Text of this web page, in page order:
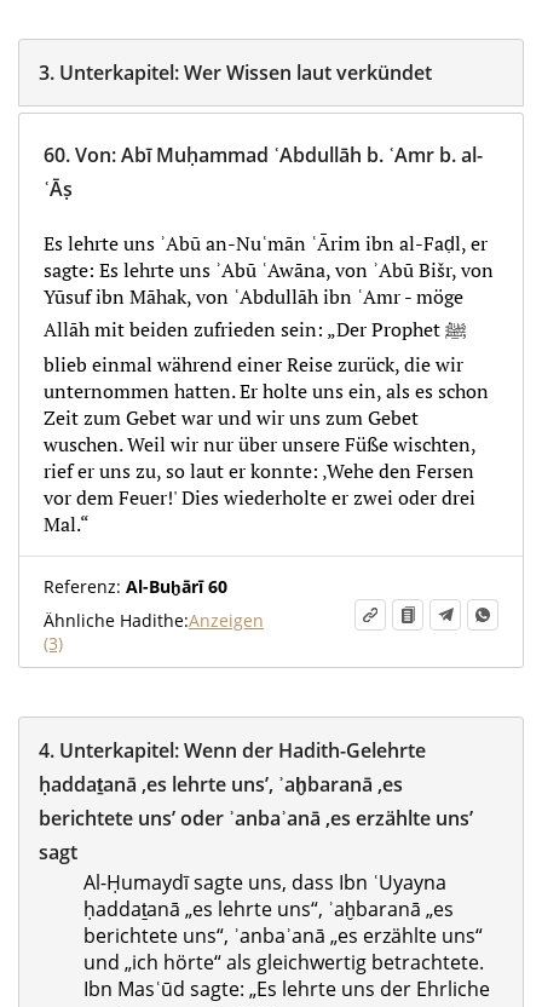
3. Unterkapitel:Wer Wissen laut verkündet
60.Von:Abī Muḥammad ʿAbdullāh b. ʿAmr b. al-
ʿĀṣ
Es lehrte uns ʾAbū an-Nuʿmān ʿĀrim ibn al-Faḍl, er
sagte: Es lehrte uns ʾAbū ʿAwāna, von ʾAbū Bišr, von
Yūsuf ibn Māhak, von ʿAbdullāh ibn ʿAmr - möge
Allāh mit beiden zufrieden sein: „Der Prophet ﷺ
blieb einmal während einer Reise zurück, die wir
unternommen hatten. Er holte uns ein, als es schon
Zeit zum Gebet war und wir uns zum Gebet
wuschen. Weil wir nur über unsere Füße wischten,
rief er uns zu, so laut er konnte: ‚Wehe den Fersen
vor dem Feuer!' Dies wiederholte er zwei oder drei
Mal.“
Referenz: Al-Buḫārī 60
Ähnliche Hadithe:Anzeigen
(3)
4. Unterkapitel:Wenn der Hadith-Gelehrte
ḥaddaṯanā ‚es lehrte uns’, ʾaḫbaranā ‚es
berichtete uns’ oder ʾanbaʾanā ‚es erzählte uns’
sagt
Al-Ḥumaydī sagte uns, dass Ibn ʿUyayna
ḥaddaṯanā „es lehrte uns“, ʾaḫbaranā „es
berichtete uns“, ʾanbaʾanā „es erzählte uns“
und „ich hörte“ als gleichwertig betrachtete.
Ibn Masʿūd sagte: „Es lehrte uns der Ehrliche